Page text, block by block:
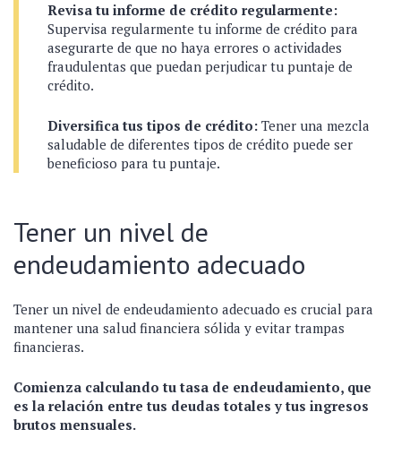
Revisa tu informe de crédito regularmente:
Supervisa regularmente tu informe de crédito para
asegurarte de que no haya errores o actividades
fraudulentas que puedan perjudicar tu puntaje de
crédito.
Diversifica tus tipos de crédito: Tener una mezcla
saludable de diferentes tipos de crédito puede ser
beneficioso para tu puntaje.
Tener un nivel de
endeudamiento adecuado
Tener un nivel de endeudamiento adecuado es crucial para
mantener una salud financiera sólida y evitar trampas
financieras.
Comienza calculando tu tasa de endeudamiento, que
es la relación entre tus deudas totales y tus ingresos
brutos mensuales.